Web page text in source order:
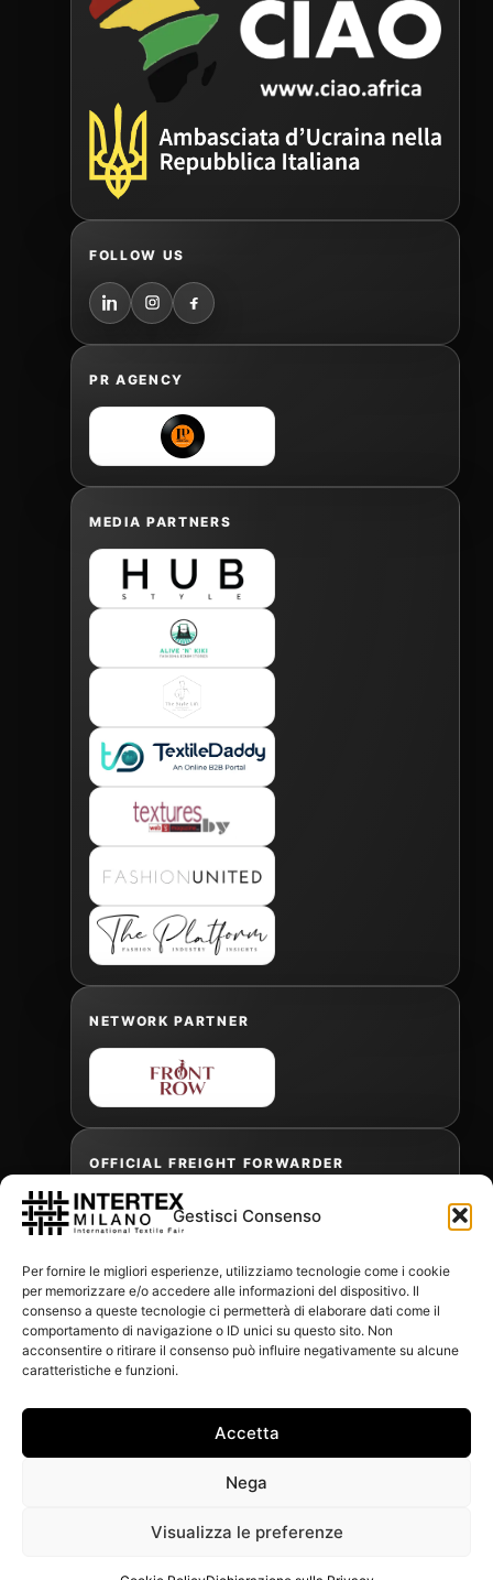
Gestisci Consenso
Per fornire le migliori esperienze, utilizziamo tecnologie come i cookie
per memorizzare e/o accedere alle informazioni del dispositivo. Il
consenso a queste tecnologie ci permetterà di elaborare dati come il
comportamento di navigazione o ID unici su questo sito. Non
acconsentire o ritirare il consenso può influire negativamente su alcune
caratteristiche e funzioni.
Accetta
Nega
Visualizza le preferenze
FOLLOW US
PR AGENCY
MEDIA PARTNERS
NETWORK PARTNER
OFFICIAL FREIGHT FORWARDER
gabrielea@isped.com
WITH THE CONTRIBUTION OF: